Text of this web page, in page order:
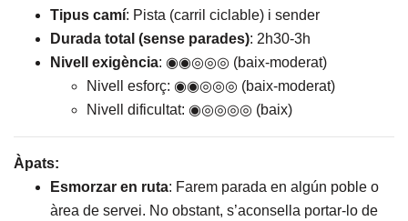
Tipus camí: Pista (carril ciclable) i sender
Durada total (sense parades): 2h30-3h
Nivell exigència: ◉◉◎◎◎ (baix-moderat)
Nivell esforç: ◉◉◎◎◎ (baix-moderat)
Nivell dificultat: ◉◎◎◎◎ (baix)
Àpats:
Esmorzar en ruta: Farem parada en algún poble o
àrea de servei. No obstant, s’aconsella portar-lo de